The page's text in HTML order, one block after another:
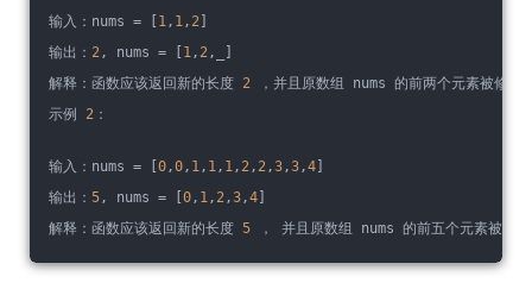
输入：nums = [ 1, 1, 2
输出： 2, nums = [ 1, 2,_]
解释：函数应该返回新的长度 2 ，并且原数组 nums 的前两个元素被修
示例 2 ：
输入：nums = [ 0,0, 1, 1, 1, 2, 2,3,3,4
输出： 5, nums = [ 0, 1, 2,3,4
解释：函数应该返回新的长度 5 ， 并且原数组 nums 的前五个元素被修